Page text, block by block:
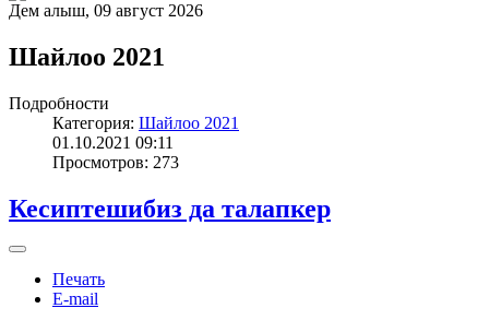
Дем алыш, 09 август 2026
Шайлоо 2021
Подробности
Категория: Шайлоо 2021
01.10.2021 09:11
Просмотров: 273
Кесиптешибиз да талапкер
Печать
E-mail